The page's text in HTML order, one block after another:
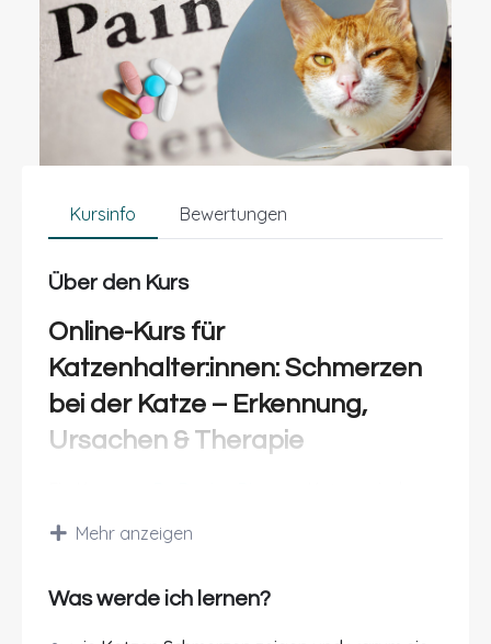
Kursinfo Bewertungen
Über den Kurs
Online-Kurs für
Katzenhalter:innen: Schmerzen
bei der Katze – Erkennung,
Ursachen & Therapie
als viele Hunde zeigen sie Beschwerden oft nur
Rückzug, weniger Aktivität oder kleine
Mehr anzeigen
Was werde ich lernen?